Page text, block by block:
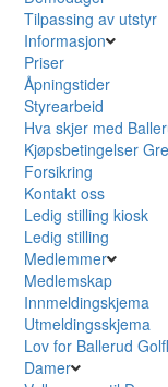
Tilpassing av utstyr
Informasjon
Priser
Åpningstider
Styrearbeid
Hva skjer med
Kjøpsbetingelser
Forsikring
Kontakt oss
Ledig stilling kiosk
Ledig stilling
Medlemmer
Medlemskap
Innmeldingskjema
Utmeldingsskjema
Lov for Ballerud
Damer